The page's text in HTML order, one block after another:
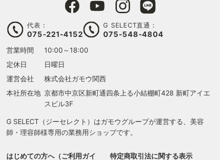
代表：
075-221-4152
G SELECT直通：
075-548-4804
営業時間
10:00～18:00
定休日
日曜日
運営会社
株式会社ガモウ関西
本社所在地 京都市中京区新町通四条上る小結棚町428 新町アイエ
スビル3F
G SELECT（ジーセレクト）はガモウグループが運営する、美容
師・理容師様専用の業務用ショップです。
はじめての方へ（ご利用ガイ 特定商取引法に関する表示